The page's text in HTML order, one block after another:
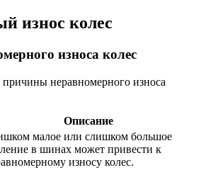
износ колес
износа колес
неравномерного износа
Описание
малое или слишком большое
в шинах может привести к
износу колес.